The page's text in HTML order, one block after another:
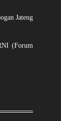
Jateng
(Forum